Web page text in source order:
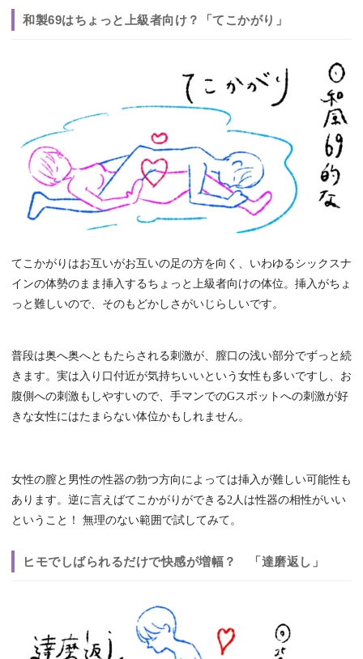
和製69はちょっと上級者向け？「てこかがり」
てこかがりはお互いがお互いの足の方を向く、いわゆるシックスナ
インの体勢のまま挿入するちょっと上級者向けの体位。挿入がちょ
っと難しいので、そのもどかしさがいじらしいです。
普段は奥へ奥へともたらされる刺激が、膣口の浅い部分でずっと続
きます。実は入り口付近が気持ちいいという女性も多いですし、お
腹側への刺激もしやすいので、手マンでのGスポットへの刺激が好
きな女性にはたまらない体位かもしれません。
女性の膣と男性の性器の勃つ方向によっては挿入が難しい可能性も
あります。逆に言えばてこかがりができる2人は性器の相性がいい
ということ！ 無理のない範囲で試してみて。
ヒモでしばられるだけで快感が増幅？ 「達磨返し」